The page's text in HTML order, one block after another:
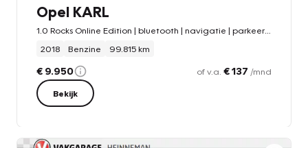
Opel KARL
2018
Benzine 99.815 km
€ 9.950 of v.a. € 137 /mnd
Bekijk